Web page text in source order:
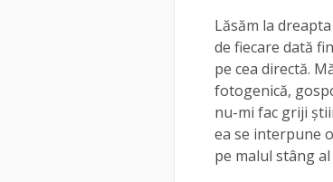
Lăsăm la
de fiecare dată
pe cea directă.
fotogenică,
nu-mi fac griji
ea se interpune
pe malul stâng